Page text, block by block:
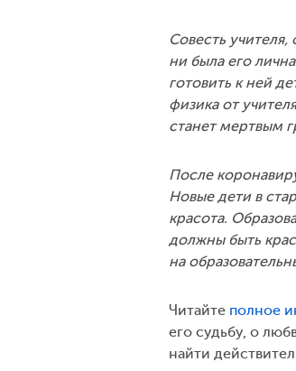
Совесть
ни была его
готовить к ней
физика от
станет мертвым
После
Новые дети в
красота.
должны быть
на
Читайте полное
его судьбу, о
найти